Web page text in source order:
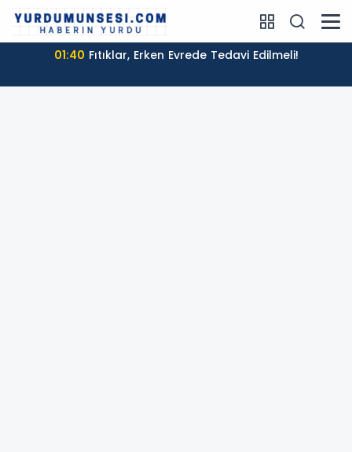
01:40 Fıtıklar, Erken Evrede Tedavi Edilmeli!